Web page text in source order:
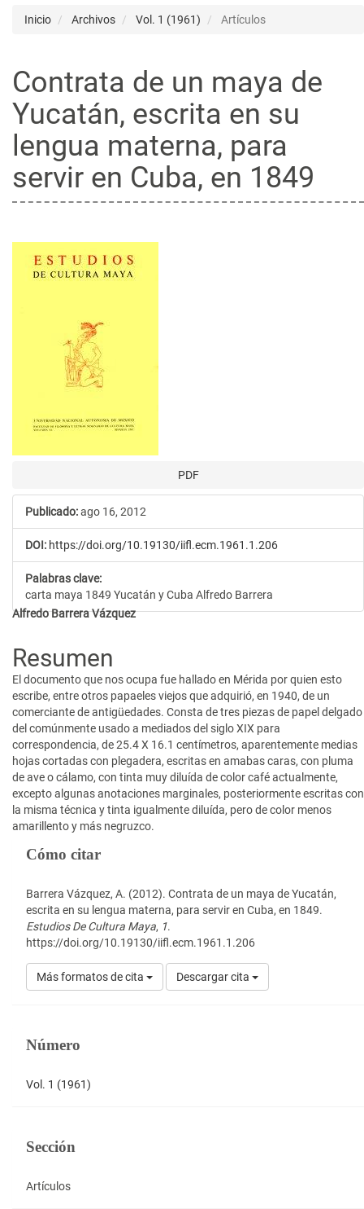
Inicio Archivos Vol. 1 (1961) Artículos
Contrata de un maya de
Yucatán, escrita en su
lengua materna, para
servir en Cuba, en 1849
Barra
lateral
artículo
PDF
Publicado:ago 16, 2012
DOI: https://doi.org/10.19130/iifl.ecm.1961.1.206
Palabras clave:
carta maya 1849 Yucatán y Cuba Alfredo Barrera
Contenido
principal
del
artículo
Alfredo Barrera Vázquez
Resumen
El documento que nos ocupa fue hallado en Mérida por quien esto
escribe, entre otros papaeles viejos que adquirió, en 1940, de un
comerciante de antigüedades. Consta de tres piezas de papel delgado
del comúnmente usado a mediados del siglo XIX para
correspondencia, de 25.4 X 16.1 centímetros, aparentemente medias
hojas cortadas con plegadera, escritas en amabas caras, con pluma
de ave o cálamo, con tinta muy diluída de color café actualmente,
excepto algunas anotaciones marginales, posteriormente escritas con
la misma técnica y tinta igualmente diluída, pero de color menos
amarillento y más negruzco.
Detalles
artículo
Cómo citar
Barrera Vázquez, A. (2012). Contrata de un maya de Yucatán,
escrita en su lengua materna, para servir en Cuba, en 1849.
Estudios De Cultura Maya, 1.
https://doi.org/10.19130/iifl.ecm.1961.1.206
Más formatos de cita Descargar cita
Número
Vol. 1 (1961)
Sección
Artículos